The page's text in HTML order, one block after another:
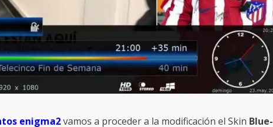
enigma2vamos a proceder a la modificación el Skin Blue-